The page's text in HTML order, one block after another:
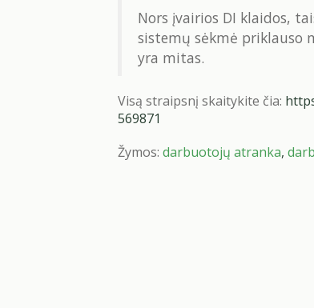
Nors įvairios DI klaidos,
sistemų sėkmė priklauso
yra mitas.
Visą straipsnį skaitykite čia:
569871
Žymos: darbuotojų atranka,